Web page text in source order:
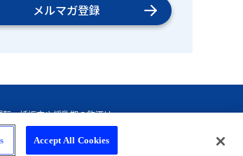
メルマガ登録
Accept All Cookies